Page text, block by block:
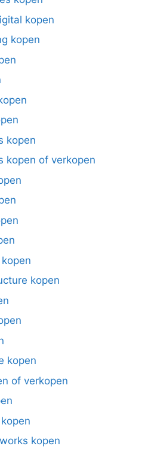
kopen
kopen
kopen
kopen of verkopen
kopen
kopen
of verkopen
kopen